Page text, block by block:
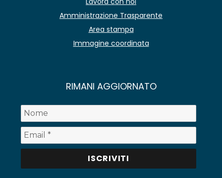
Amministrazione Trasparente
Area stampa
Immagine coordinata
RIMANI AGGIORNATO